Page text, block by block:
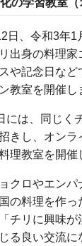
の学習教室（
日、令和3年1
出身の料理
や記念日な
教室を開催し
には、同じく
きし、オンラ
理教室を開催
クロやエンパ
の料理を作
チリに興味
る良い交流に